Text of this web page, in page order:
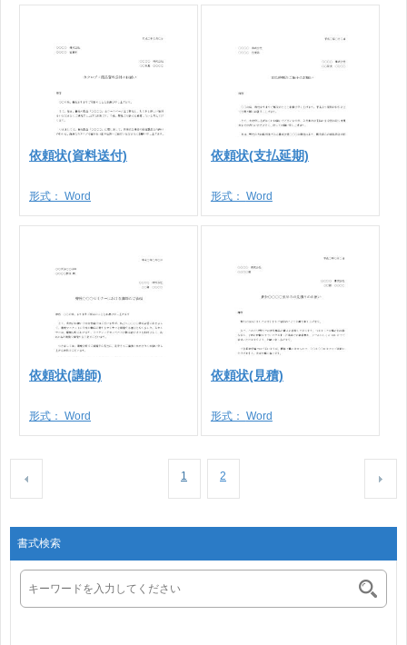
依頼状(資料送付)
形式： Word
依頼状(支払延期)
形式： Word
依頼状(講師)
形式： Word
依頼状(見積)
形式： Word
1 2
書式検索